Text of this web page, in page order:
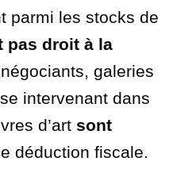
parmi les stocks de
pas droit à la
galeries
intervenant dans
d’art sont
déduction fiscale.